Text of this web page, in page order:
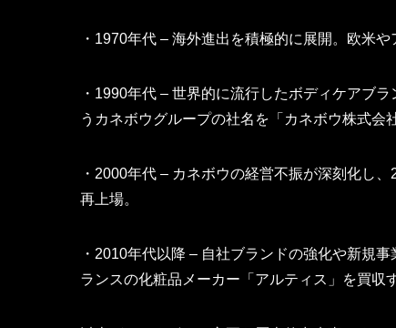
・1970年代 – 海外進出を積極的に展開。欧米
・1990年代 – 世界的に流行したボディケアブ
うカネボウグループの社名を「カネボウ株式会
・2000年代 – カネボウの経営不振が深刻化し
再上場。
・2010年代以降 – 自社ブランドの強化や新規
ランスの化粧品メーカー「アルティス」を買収